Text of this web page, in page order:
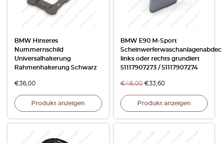
BMW Hinteres
Nummernschild
Universalhalterung
Rahmenhalterung Schwarz
€36,00
Produkt anzeigen
BMW E90 M-Sport
links oder rechts grundiert
51117907273 / 51117907274
€48,00 €33,60
Produkt anzeigen